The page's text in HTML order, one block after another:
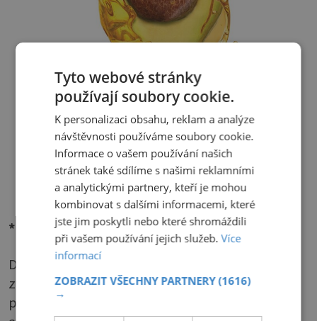
* Avokádová
Díky vysokému obsahu olejů a vitaminu E pleť
zvláčňuje a regeneruje. Uklidňuje podráždění a
podporuje hojení. Rozmixujte dužinu z 1
Tyto webové stránky
používají soubory cookie.
K personalizaci obsahu, reklam a analýze
návštěvnosti používáme soubory cookie.
Informace o vašem používání našich
stránek také sdílíme s našimi reklamními
a analytickými partnery, kteří je mohou
kombinovat s dalšími informacemi, které
jste jim poskytli nebo které shromáždili
při vašem používání jejich služeb.Více
informací
ZOBRAZIT VŠECHNY PARTNERY(1616)
→